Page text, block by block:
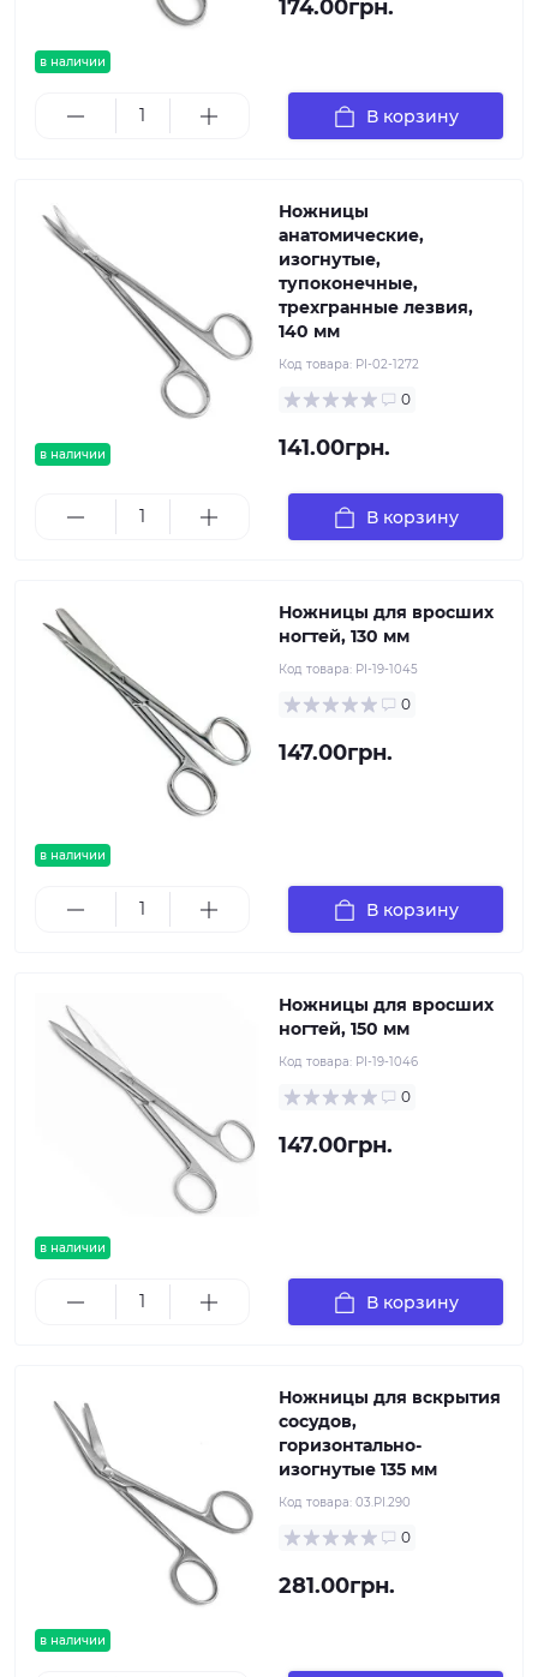
в наличии
174.00грн.
В корзину
в наличии
Ножницы
анатомические,
изогнутые,
тупоконечные,
трехгранные лезвия,
140 мм
Код товара: PI-02-1272
0
141.00грн.
В корзину
в наличии
Ножницы для вросших
ногтей, 130 мм
Код товара: PI-19-1045
0
147.00грн.
В корзину
в наличии
Ножницы для вросших
ногтей, 150 мм
Код товара: PI-19-1046
0
147.00грн.
В корзину
в наличии
Ножницы для вскрытия
сосудов,
горизонтально-
изогнутые 135 мм
Код товара: 03.PI.290
0
281.00грн.